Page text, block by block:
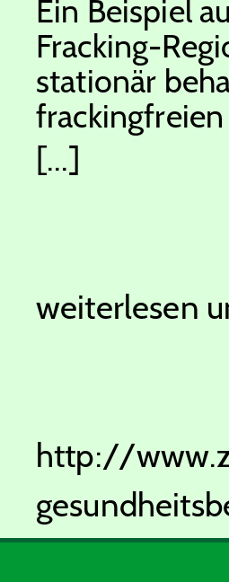
Ein Beispiel
Fracking-
stationär
[...]
weiterlesen
http://